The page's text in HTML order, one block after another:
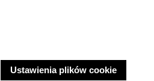
Ustawienia plików cookie